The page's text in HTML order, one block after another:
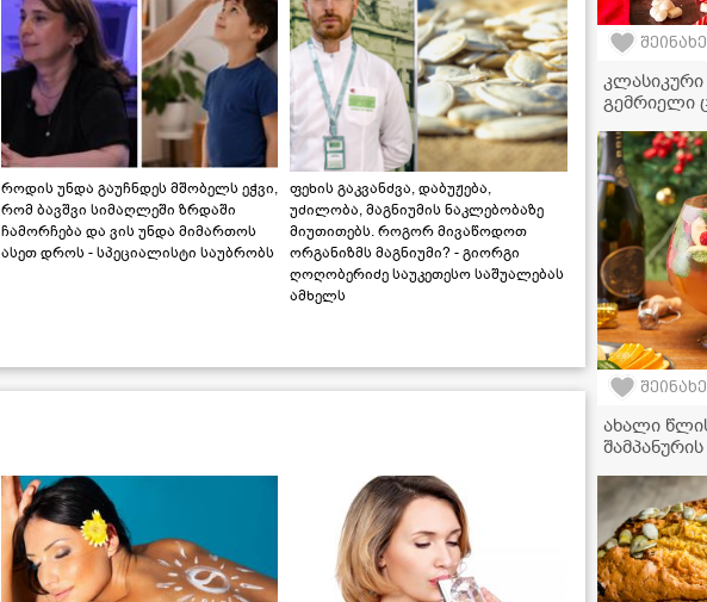
როდის უნდა გაუჩნდეს მშობელს ეჭვი,
რომ ბავშვი სიმაღლეში ზრდაში
ჩამორჩება და ვის უნდა მიმართოს
ასეთ დროს - სპეციალისტი საუბრობს
ფეხის გაკვანძვა, დაბუჟება,
უძილობა, მაგნიუმის ნაკლებობაზე
მიუთითებს. როგორ მივაწოდოთ
ორგანიზმს მაგნიუმი? - გიორგი
ღოღობერიძე საუკეთესო საშუალებას
ამხელს
გემრიელი
რომელიც
ახალი